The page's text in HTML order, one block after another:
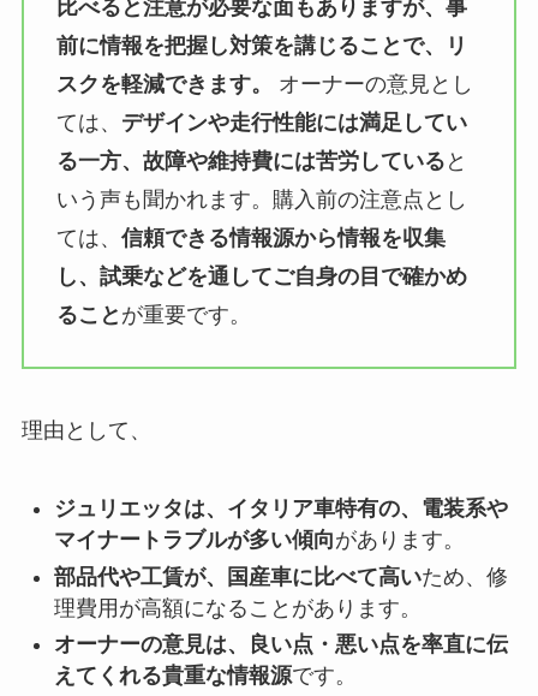
比べると注意が必要な面もありますが、事
前に情報を把握し対策を講じることで、リ
スクを軽減できます。
オーナーの意見とし
ては、 デザインや走行性能には満足してい
る一方、故障や維持費には苦労している と
いう声も聞かれます。購入前の注意点とし
ては、 信頼できる情報源から情報を収集
し、試乗などを通してご自身の目で確かめ
ること が重要です。
理由として、
ジュリエッタは、イタリア車特有の、電装系や
マイナートラブルが多い傾向があります。
部品代や工賃が、国産車に比べて高いため、修
理費用が高額になることがあります。
オーナーの意見は、良い点・悪い点を率直に伝
えてくれる貴重な情報源です。